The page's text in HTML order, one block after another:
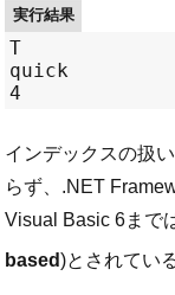
実行結果
T
quick
インデックスの扱
らず、.NET
Visual Basic 6まで
based)とされてい